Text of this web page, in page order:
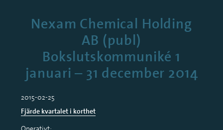
Nexam Chemical Holding
AB (publ)
Bokslutskommuniké 1
januari – 31 december 2014
2015-02-25
Fjärde kvartalet i korthet